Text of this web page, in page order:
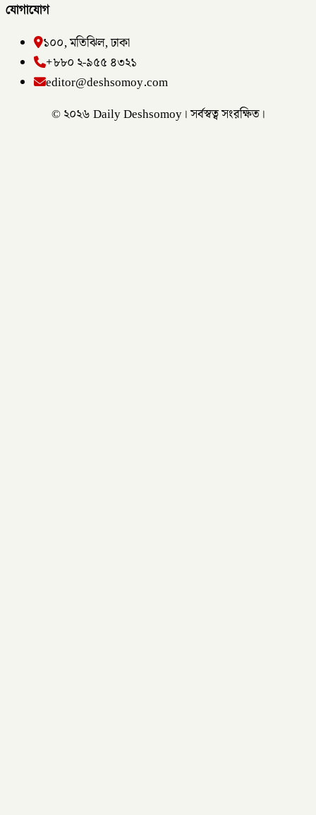
যোগাযোগ
১০০, মতিঝিল, ঢাকা
+৮৮০ ২-৯৫৫ ৪৩২১
editor@deshsomoy.com
© ২০২৬ Daily Deshsomoy। সর্বস্বত্ব সংরক্ষিত।